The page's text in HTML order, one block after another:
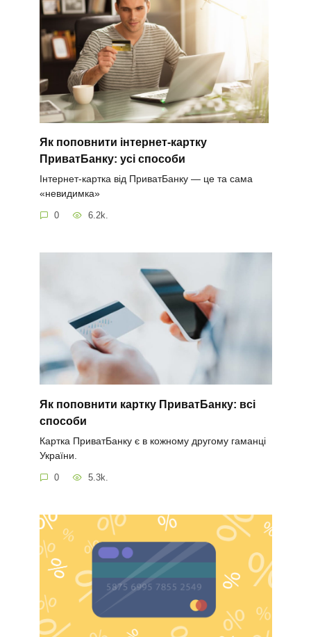
Як поповнити інтернет-картку
ПриватБанку: усі способи
Інтернет-картка від ПриватБанку — це та сама
«невидимка»
0 6.2k.
Як поповнити картку ПриватБанку: всі
способи
Картка ПриватБанку є в кожному другому гаманці
України.
0 5.3k.